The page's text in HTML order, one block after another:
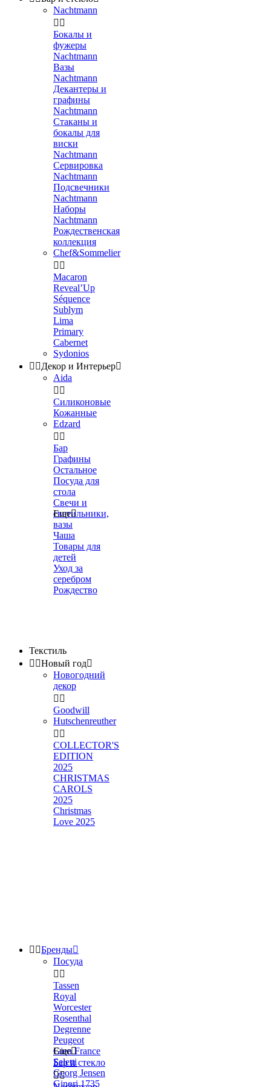
Nachtmann
 
Бокалы и
фужеры
Nachtmann
Вазы
Nachtmann
Декантеры и
графины
Nachtmann
Стаканы и
бокалы для
виски
Nachtmann
Сервировка
Nachtmann
Подсвечники
Nachtmann
Наборы
Nachtmann
Рождественская
коллекция
Chef&Sommelier
 
Macaron
Reveal’Up
Séquence
Sublym
Lima
Primary
Cabernet
Sydonios
 Декор и Интерьер
Aida
 
Силиконовые
Кожанные
Edzard
 
Бар
Графины
Остальное
Посуда для
стола
Свечи и
светильники,
вазы
Чаша
Товары для
детей
Уход за
серебром
Рождество
Еще
Текстиль
 Новый год
Новогодний
декор
 
Goodwill
Hutschenreuther
 
COLLECTOR'S
EDITION
2025
CHRISTMAS
CAROLS
2025
Christmas
Love 2025
 Бренды
Посуда
 
Tassen
Royal
Worcester
Rosenthal
Degrenne
Peugeot
Gien France
Seletti
Georg Jensen
Ginori 1735
Еще
Бар и стекло
